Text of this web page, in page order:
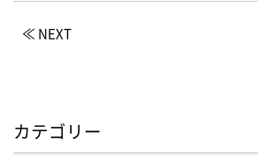
≪ NEXT
カテゴリー